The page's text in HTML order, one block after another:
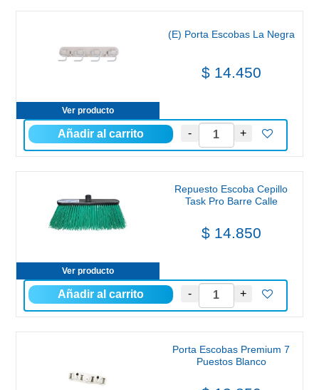
Ver producto
(E) Porta Escobas La Negra
$ 14.450
Ver producto
Repuesto Escoba Cepillo
Task Pro Barre Calle
$ 14.850
Porta Escobas Premium 7
Puestos Blanco